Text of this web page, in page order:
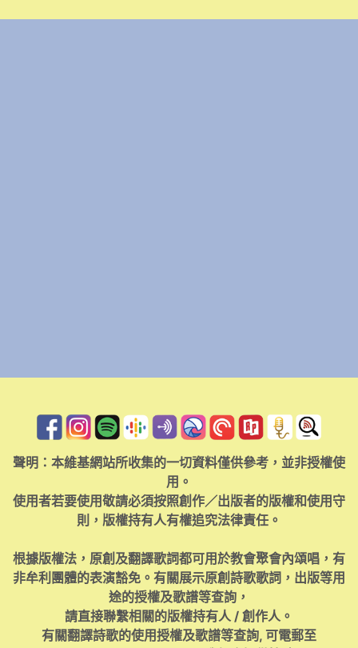
聲明：本維基網站所收集的一切資料僅供參考，並非授權使
用。
使用者若要使用敬請必須按照創作／出版者的版權和使用守
則，版權持有人有權追究法律責任。
根據版權法，原創及翻譯歌詞都可用於教會聚會內頌唱，有
非牟利團體的表演豁免。有關展示原創詩歌歌詞，出版等用
途的授權及歌譜等查詢，
請直接聯繫相關的版權持有人 / 創作人。
有關翻譯詩歌的使用授權及歌譜等查詢, 可電郵至